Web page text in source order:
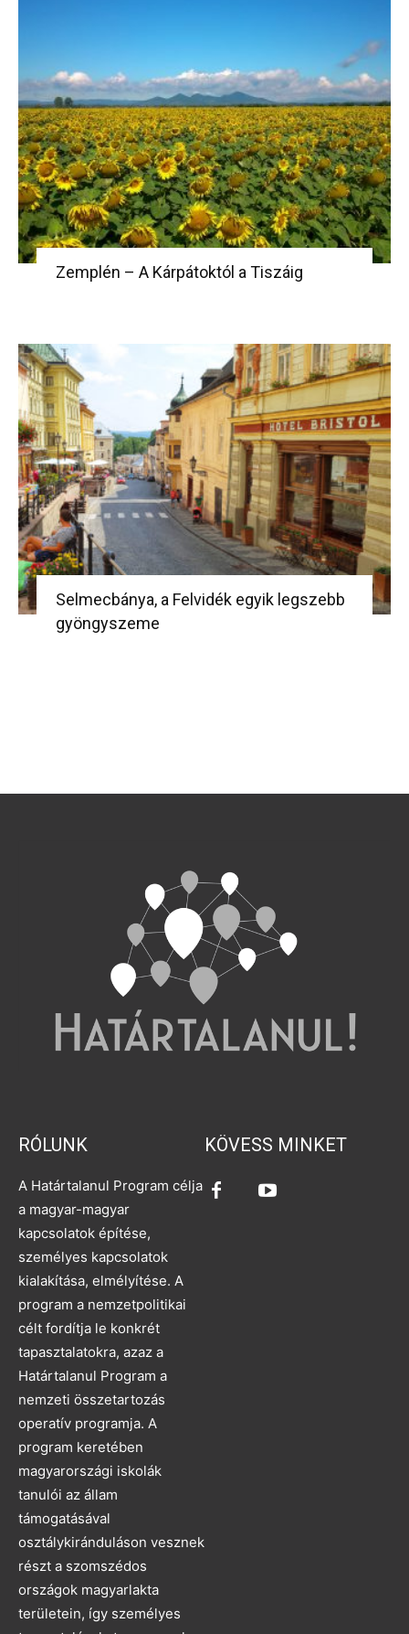
Zemplén – A Kárpátoktól a Tiszáig
Selmecbánya, a Felvidék egyik legszebb
gyöngyszeme
RÓLUNK
A Határtalanul Program célja
a magyar-magyar
kapcsolatok építése,
személyes kapcsolatok
kialakítása, elmélyítése. A
program a nemzetpolitikai
célt fordítja le konkrét
tapasztalatokra, azaz a
Határtalanul Program a
nemzeti összetartozás
operatív programja. A
program keretében
magyarországi iskolák
tanulói az állam
támogatásával
osztálykiránduláson vesznek
részt a szomszédos
országok magyarlakta
területein, így személyes
KÖVESS MINKET